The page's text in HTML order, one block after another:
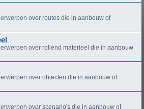
over routes die in aanbouw of
over rollend materieel die in aanbouw
over objecten die in aanbouw of
over scenario's die in aanbouw of